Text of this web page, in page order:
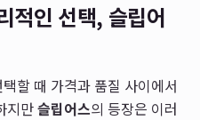
적인 선택, 슬립어
할 때 가격과 품질 사이에서
지만슬립어스의 등장은 이러